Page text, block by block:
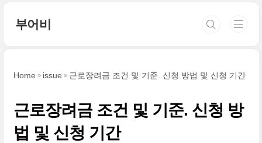
부어비
Home issue 근로장려금 조건 및 기준. 신청 방법 및 신청 기간
근로장려금 조건 및 기준. 신청 방
법 및 신청 기간